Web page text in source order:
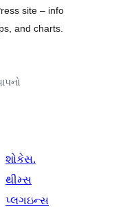
site – info
and charts.
શોકેસ.
થીમ્સ
પ્લગઇન્સ